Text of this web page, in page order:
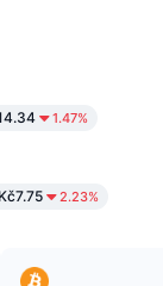
1.47%
Kč7.75 2.23%